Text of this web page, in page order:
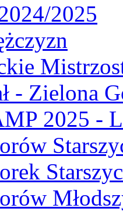
2025
- Zielona
2025 -